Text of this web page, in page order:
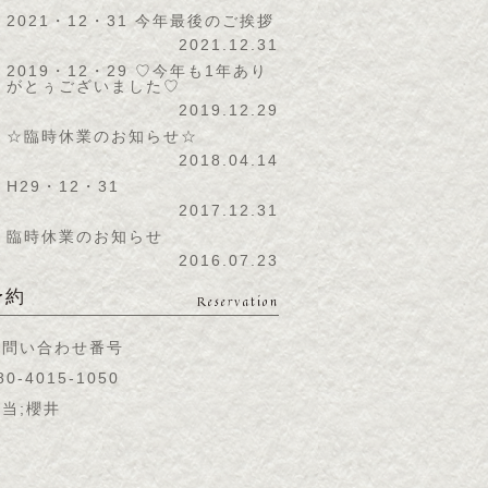
2021・12・31 今年最後のご挨拶
2021.12.31
2019・12・29 ♡今年も1年あり
がとぅございました♡
2019.12.29
☆臨時休業のお知らせ☆
2018.04.14
H29・12・31
2017.12.31
臨時休業のお知らせ
2016.07.23
約 Reservation
い合わせ番号
4015-1050
;櫻井